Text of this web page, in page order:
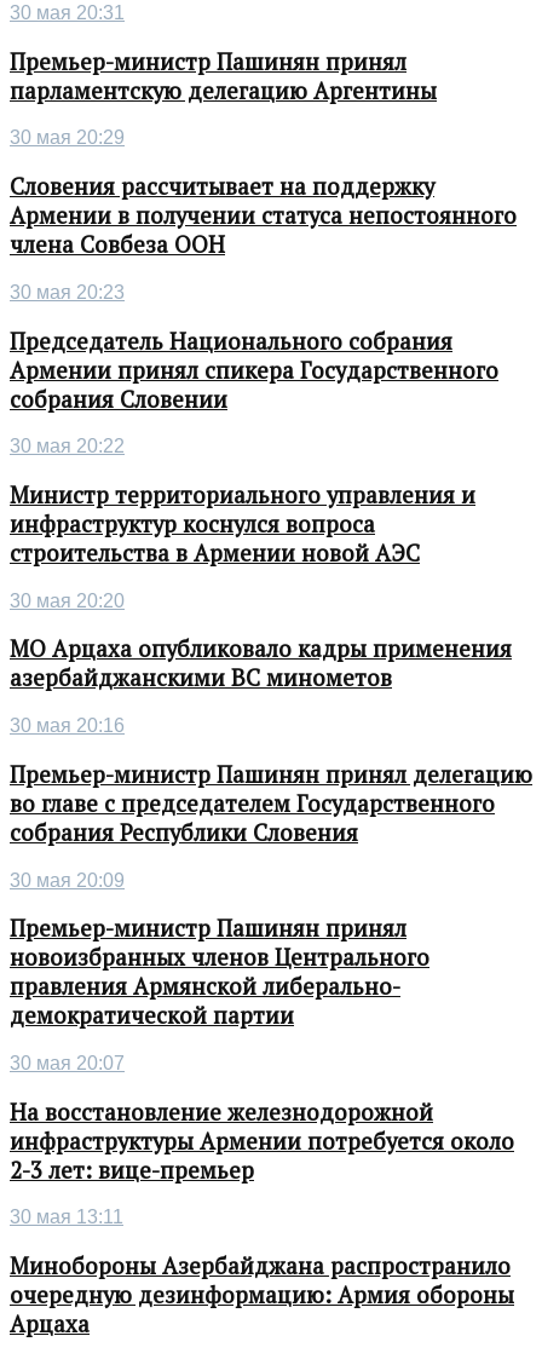
30 мая 20:31
Премьер-министр Пашинян принял
парламентскую делегацию Аргентины
30 мая 20:29
Словения рассчитывает на поддержку
Армении в получении статуса непостоянного
члена Совбеза ООН
30 мая 20:23
Председатель Национального собрания
Армении принял спикера Государственного
собрания Словении
30 мая 20:22
Министр территориального управления и
инфраструктур коснулся вопроса
строительства в Армении новой АЭС
30 мая 20:20
МО Арцаха опубликовало кадры применения
азербайджанскими ВС минометов
30 мая 20:16
Премьер-министр Пашинян принял делегацию
во главе с председателем Государственного
собрания Республики Словения
30 мая 20:09
Премьер-министр Пашинян принял
новоизбранных членов Центрального
правления Армянской либерально-
демократической партии
30 мая 20:07
На восстановление железнодорожной
инфраструктуры Армении потребуется около
2-3 лет: вице-премьер
30 мая 13:11
Минобороны Азербайджана распространило
очередную дезинформацию: Армия обороны
Арцаха